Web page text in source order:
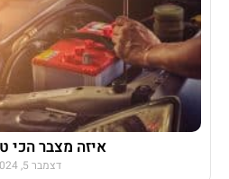
איזה מצבר הכי
דצמבר 5, 2024